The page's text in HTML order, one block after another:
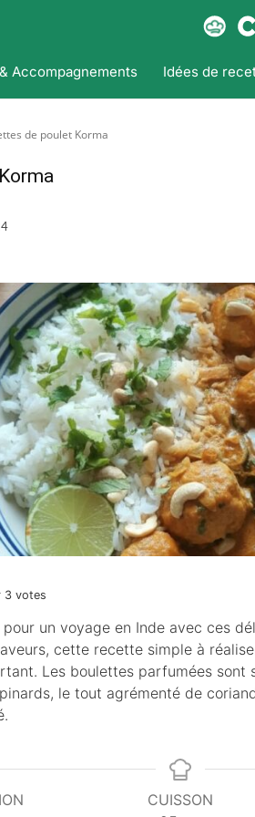
Accompagnements Idées de
de poulet Korma
3votes
pour un voyage en Inde avec ces
cette recette simple à
Les boulettes parfumées sont
le tout agrémenté de
CUISSON